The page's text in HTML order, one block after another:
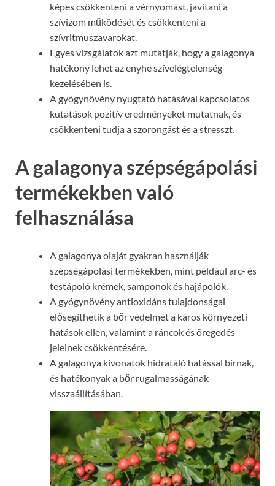
képes csökkenteni a vérnyomást, javítani a
szívizom működését és csökkenteni a
szívritmuszavarokat.
Egyes vizsgálatok azt mutatják, hogy a galagonya
hatékony lehet az enyhe szívelégtelenség
kezelésében is.
A gyógynövény nyugtató hatásával kapcsolatos
kutatások pozitív eredményeket mutatnak, és
csökkenteni tudja a szorongást és a stresszt.
A galagonya szépségápolási
termékekben való
felhasználása
A galagonya olaját gyakran használják
szépségápolási termékekben, mint például arc- és
testápoló krémek, samponok és hajápolók.
A gyógynövény antioxidáns tulajdonságai
elősegíthetik a bőr védelmét a káros környezeti
hatások ellen, valamint a ráncok és öregedés
jeleinek csökkentésére.
A galagonya kivonatok hidratáló hatással bírnak,
és hatékonyak a bőr rugalmasságának
visszaállításában.